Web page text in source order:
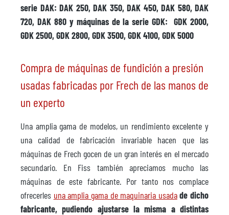
serie DAK: DAK 250, DAK 350, DAK 450, DAK 580, DAK
720, DAK 880 y máquinas de la serie GDK: GDK 2000,
GDK 2500, GDK 2800, GDK 3500, GDK 4100, GDK 5000
Compra de máquinas de fundición a presión
usadas fabricadas por Frech de las manos de
un experto
Una amplia gama de modelos, un rendimiento excelente y
una calidad de fabricación invariable hacen que las
máquinas de Frech gocen de un gran interés en el mercado
secundario. En Fiss también apreciamos mucho las
máquinas de este fabricante. Por tanto nos complace
ofrecerles una amplia gama de maquinaria usada de dicho
fabricante, pudiendo ajustarse la misma a distintas